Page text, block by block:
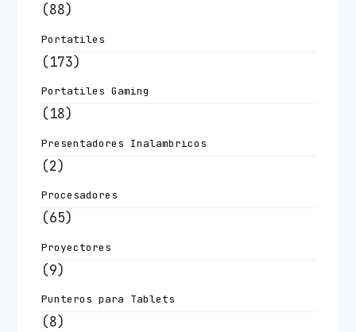
(88)
Portatiles
(173)
Portatiles Gaming
(18)
Presentadores Inalambricos
(2)
Procesadores
(65)
Proyectores
(9)
Punteros para Tablets
(8)